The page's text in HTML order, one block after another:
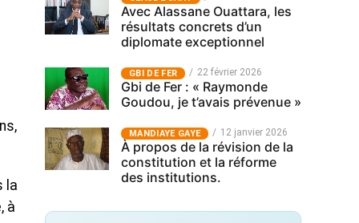
la
à
Avec Alassane Ouattara, les
résultats concrets d’un
diplomate exceptionnel
GBI DE FER 22 février 2026
Gbi de Fer : « Raymonde
Goudou, je t’avais prévenue »
MANDIAYE GAYE 12 janvier 2026
À propos de la révision de la
constitution et la réforme
des institutions.